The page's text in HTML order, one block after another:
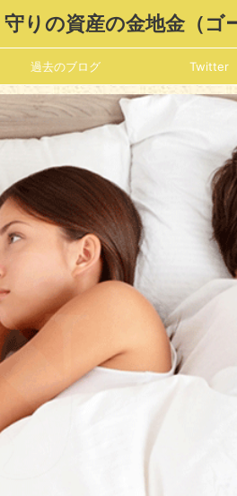
守りの資産の金地金（ゴ
過去のブログ Twitter